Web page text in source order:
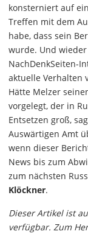
konsterniert auf
Treffen mit dem
habe, dass sein
wurde. Und
NachDenkSeiten-
aktuelle Verhalten
Hätte Melzer
vorgelegt, der in
Entsetzen groß,
Auswärtigen Amt
wenn dieser
News bis zum
zum nächsten
Klöckner.
Dieser Artikel ist
verfügbar. Zum